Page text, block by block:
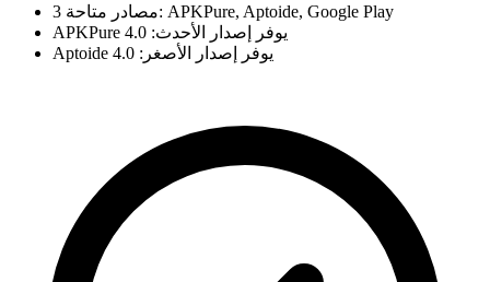
3 مصادر متاحة: APKPure, Aptoide, Google Play
APKPure يوفر إصدار الأحدث: 4.0
Aptoide يوفر إصدار الأصغر: 4.0